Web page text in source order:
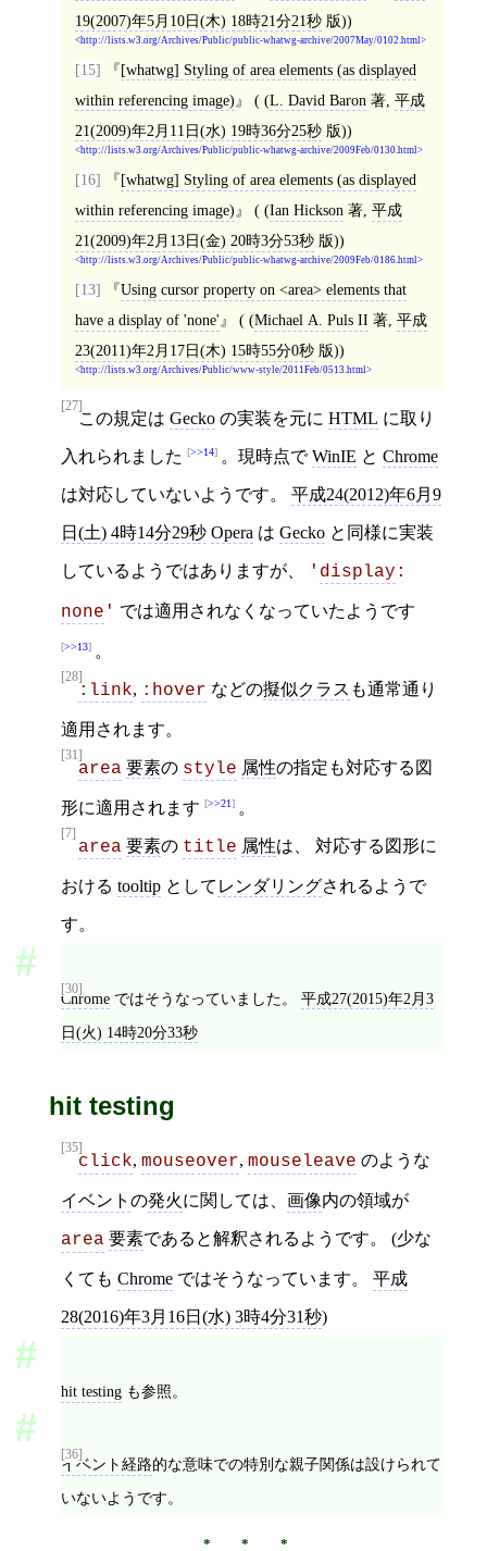
19(2007)年5月10日(木) 18時21分21秒版))
http://lists.w3.org/Archives/Public/public-whatwg-archive/2007May/0102.html
[15] [whatwg] Styling of area elements (as displayed
within referencing image)
( (L. David Baron 著, 平成
21(2009)年2月11日(水) 19時36分25秒版))
http://lists.w3.org/Archives/Public/public-whatwg-archive/2009Feb/0130.html
[16] [whatwg] Styling of area elements (as displayed
within referencing image)
( (Ian Hickson著, 平成
21(2009)年2月13日(金) 20時3分53秒版))
http://lists.w3.org/Archives/Public/public-whatwg-archive/2009Feb/0186.html
[13]
Using cursor property on <area> elements that
have a display of 'none'
( (Michael A. Puls II 著, 平成
23(2011)年2月17日(木) 15時55分0秒版))
http://lists.w3.org/Archives/Public/www-style/2011Feb/0513.html
[27]
この規定は Gecko の実装を元に HTML に取り
入れられました >>14 。現時点でWinIE と Chrome
は対応していないようです。 平成24(2012)年6月9
日(土) 4時14分29秒 Opera は Gecko と同様に実装
しているようではありますが、 ' display
none ' では適用されなくなっていたようです
>>13 。
[28]
:link, :hover などの擬似クラス も通常通り
適用されます。
[31]
area 要素の style 属性の指定も対応する図
形に適用されます >>21 。
[7]
area 要素の title 属性は、 対応する図形に
おける tooltip として レンダリングされるようで
す。
[30]
Chrome ではそうなっていました。 平成27(2015)年2月3
日(火) 14時20分33秒
hit testing
[35]
click, mouseover, mouseleave のような
イベント の発火に関しては、 画像内の領域が
area 要素であると解釈されるようです。 (少な
くても Chrome ではそうなっています。 平成
28(2016)年3月16日(水) 3時4分31秒)
hit testing も参照。
[36]
イベント経路的な意味での特別な親子関係は設けられて
いないようです。